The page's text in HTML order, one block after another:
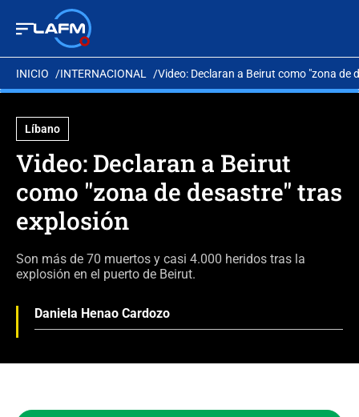
INICIO INTERNACIONAL Video: Declaran a Beirut como "zona de
Líbano
Video: Declaran a Beirut
como "zona de desastre" tras
explosión
Son más de 70 muertos y casi 4.000 heridos tras la
explosión en el puerto de Beirut.
Daniela Henao Cardozo